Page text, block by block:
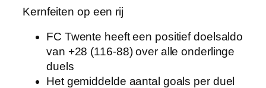
Kernfeiten op een rij
FC Twente heeft een positief doelsaldo
van +28 (116-88) over alle onderlinge
duels
Het gemiddelde aantal goals per duel